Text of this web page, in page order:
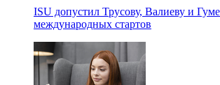
ISU допустил Трусову, Валиеву и
международных стартов